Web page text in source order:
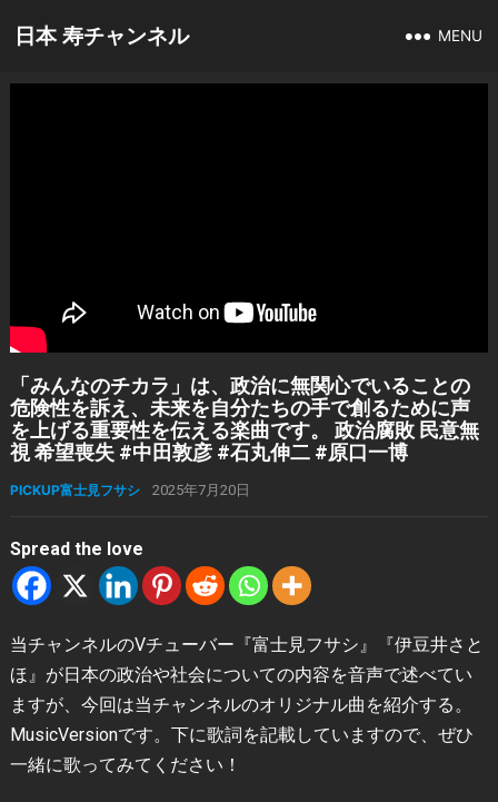
日本 寿チャンネル MENU
「みんなのチカラ」は、政治に無関心でいることの
危険性を訴え、未来を自分たちの手で創るために声
を上げる重要性を伝える楽曲です。 政治腐敗 民意無
視 希望喪失 #中田敦彦 #石丸伸二 #原口一博
PICKUP富士見フサシ 2025年7月20日
Spread the love
当チャンネルのVチューバー『富士見フサシ』『伊豆井さと
ほ』が日本の政治や社会についての内容を音声で述べてい
ますが、今回は当チャンネルのオリジナル曲を紹介する。
MusicVersionです。下に歌詞を記載していますので、ぜひ
一緒に歌ってみてください！